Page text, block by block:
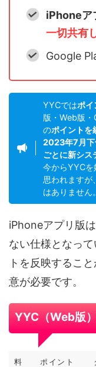
iPhoneア
一切共有
Google
YYCではポイ
版・Web版
のポイントを
2023年7月
ごとに新シス
今からYYCを
思われますが
はありません。
iPhoneアプリ版
ない仕様となっ
トを反映するこ
意が必要です。
YYC（Web版
料
ポイント